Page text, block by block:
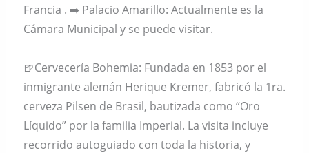
Francia . ➡️ Palacio Amarillo: Actualmente es la
Cámara Municipal y se puede visitar.
🍺Cervecería Bohemia: Fundada en 1853 por el
inmigrante alemán Herique Kremer, fabricó la 1ra.
cerveza Pilsen de Brasil, bautizada como “Oro
Líquido” por la familia Imperial. La visita incluye
recorrido autoguiado con toda la historia, y